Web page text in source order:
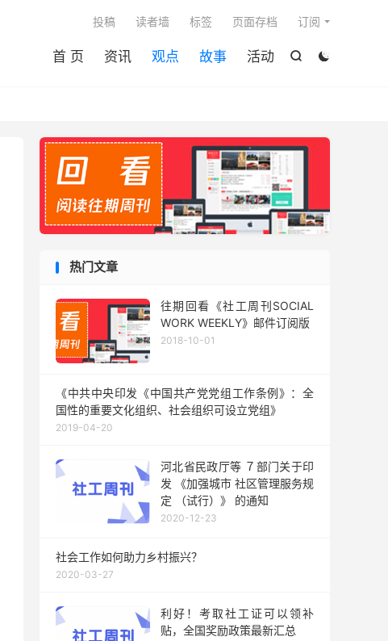


首 页 资讯 观点 故事 活动
投稿 读者墙 标签 页面存档 订阅
热门文章
往期回看《社工周刊SOCIAL
WORK WEEKLY》邮件订阅版
2018-10-01
《中共中央印发《中国共产党党组工作条例》：全
国性的重要文化组织、社会组织可设立党组》
2019-04-20
河北省民政厅等 ７部门关于印
发 《加强城市 社区管理服务规
定 （试行）》 的通知
2020-12-23
社会工作如何助力乡村振兴？
2020-03-27
利好！考取社工证可以领补
贴，全国奖励政策最新汇总